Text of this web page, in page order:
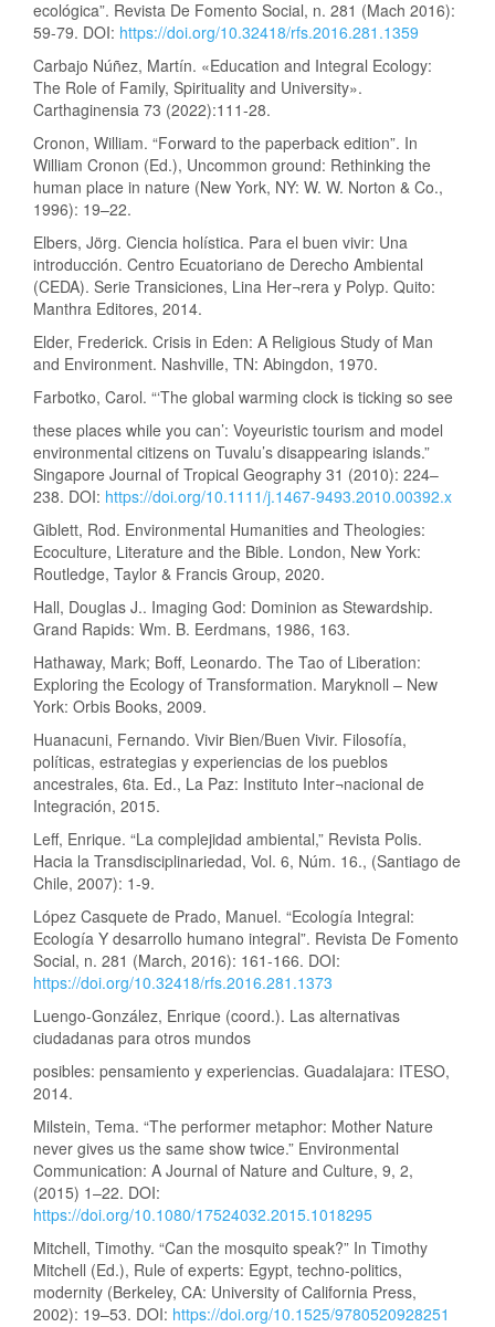
ecológica”. Revista De Fomento Social, n. 281 (Mach 2016):
59-79. DOI: https://doi.org/10.32418/rfs.2016.281.1359
Carbajo Núñez, Martín. «Education and Integral Ecology:
The Role of Family, Spirituality and University».
Carthaginensia 73 (2022):111-28.
Cronon, William. “Forward to the paperback edition”. In
William Cronon (Ed.), Uncommon ground: Rethinking the
human place in nature (New York, NY: W. W. Norton & Co.,
1996): 19–22.
Elbers, Jörg. Ciencia holística. Para el buen vivir: Una
introducción. Centro Ecuatoriano de Derecho Ambiental
(CEDA). Serie Transiciones, Lina Her¬rera y Polyp. Quito:
Manthra Editores, 2014.
Elder, Frederick. Crisis in Eden: A Religious Study of Man
and Environment. Nashville, TN: Abingdon, 1970.
Farbotko, Carol. “‘The global warming clock is ticking so see
these places while you can’: Voyeuristic tourism and model
environmental citizens on Tuvalu’s disappearing islands.”
Singapore Journal of Tropical Geography 31 (2010): 224–
238. DOI: https://doi.org/10.1111/j.1467-9493.2010.00392.x
Giblett, Rod. Environmental Humanities and Theologies:
Ecoculture, Literature and the Bible. London, New York:
Routledge, Taylor & Francis Group, 2020.
Hall, Douglas J.. Imaging God: Dominion as Stewardship.
Grand Rapids: Wm. B. Eerdmans, 1986, 163.
Hathaway, Mark; Boff, Leonardo. The Tao of Liberation:
Exploring the Ecology of Transformation. Maryknoll – New
York: Orbis Books, 2009.
Huanacuni, Fernando. Vivir Bien/Buen Vivir. Filosofía,
políticas, estrategias y experiencias de los pueblos
ancestrales, 6ta. Ed., La Paz: Instituto Inter¬nacional de
Integración, 2015.
Leff, Enrique. “La complejidad ambiental,” Revista Polis.
Hacia la Transdisciplinariedad, Vol. 6, Núm. 16., (Santiago de
Chile, 2007): 1-9.
López Casquete de Prado, Manuel. “Ecología Integral:
Ecología Y desarrollo humano integral”. Revista De Fomento
Social, n. 281 (March, 2016): 161-166. DOI:
https://doi.org/10.32418/rfs.2016.281.1373
Luengo-González, Enrique (coord.). Las alternativas
ciudadanas para otros mundos
posibles: pensamiento y experiencias. Guadalajara: ITESO,
2014.
Milstein, Tema. “The performer metaphor: Mother Nature
never gives us the same show twice.” Environmental
Communication: A Journal of Nature and Culture, 9, 2,
(2015) 1–22. DOI:
https://doi.org/10.1080/17524032.2015.1018295
Mitchell, Timothy. “Can the mosquito speak?” In Timothy
Mitchell (Ed.), Rule of experts: Egypt, techno-politics,
modernity (Berkeley, CA: University of California Press,
2002): 19–53. DOI: https://doi.org/10.1525/9780520928251